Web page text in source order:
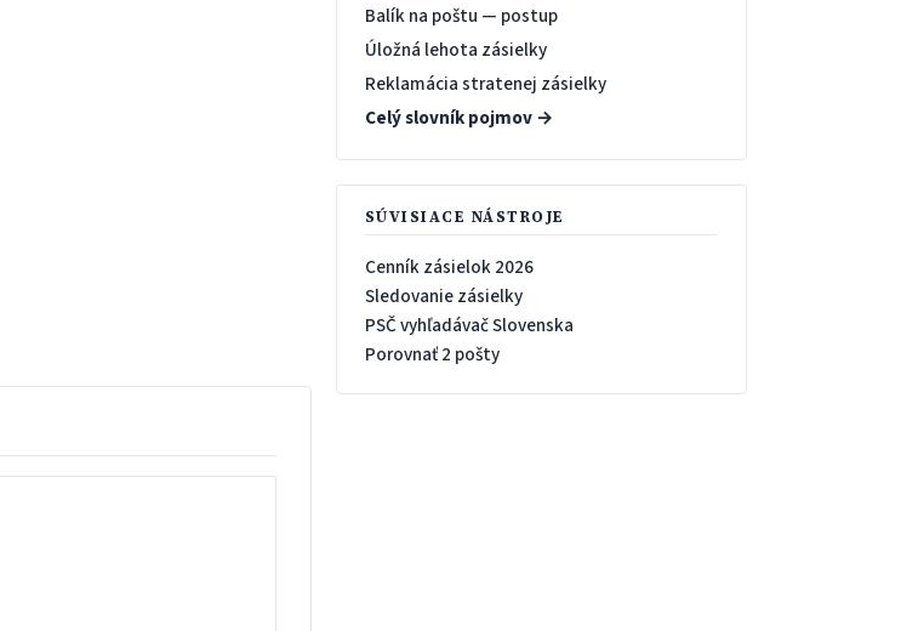
Balík na poštu — postup
Úložná lehota zásielky
Reklamácia stratenej zásielky
Celý slovník pojmov →
SÚVISIACE NÁSTROJE
Cenník zásielok 2026
Sledovanie zásielky
PSČ vyhľadávač Slovenska
Porovnať 2 pošty